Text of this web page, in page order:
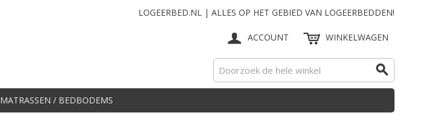
LOGEERBED.NL | ALLES OP HET GEBIED VAN LOGEERBEDDEN!
ACCOUNT WINKELWAGEN
MATRASSEN / BEDBODEMS